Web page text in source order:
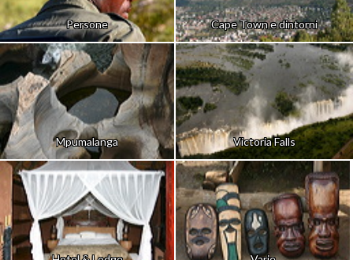
Persone Cape Town e dintorni
Mpumalanga Victoria Falls